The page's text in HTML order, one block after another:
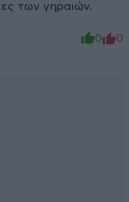
των γηραιών.
0 0